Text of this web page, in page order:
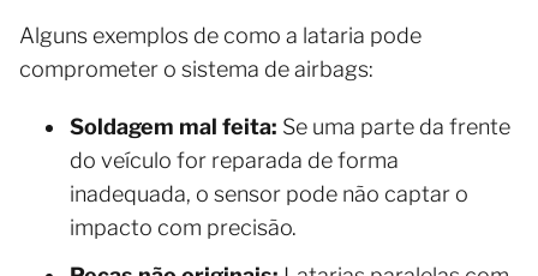
Alguns exemplos de como a lataria pode
comprometer o sistema de airbags:
Soldagem mal feita: Se uma parte da frente
do veículo for reparada de forma
inadequada, o sensor pode não captar o
impacto com precisão.